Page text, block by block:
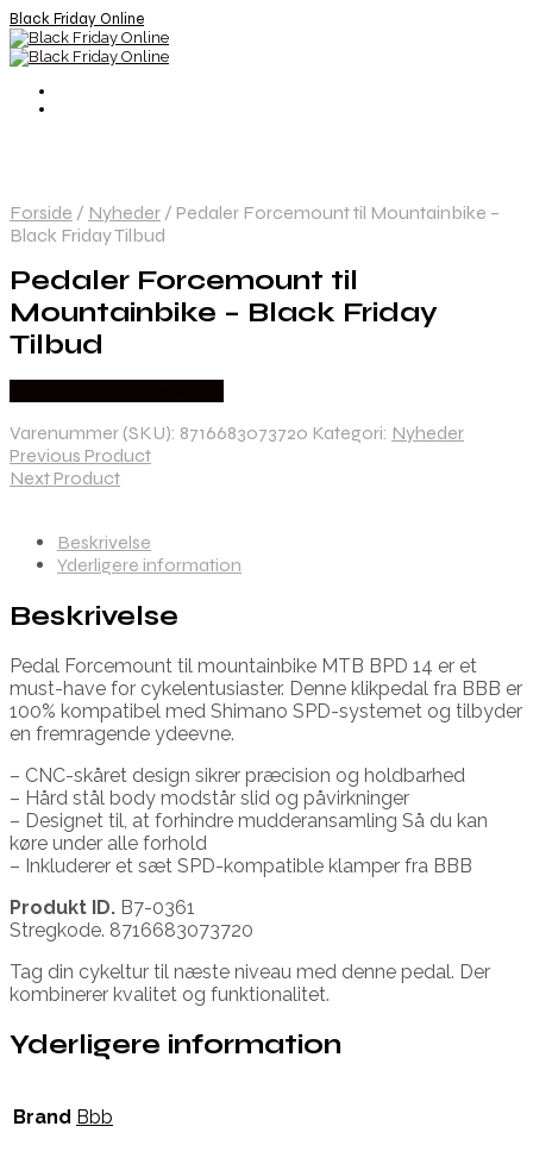
Black Friday Online
Forside / Nyheder / Pedaler Forcemount til Mountainbike –
Black Friday Tilbud
Pedaler Forcemount til
Mountainbike – Black Friday
Tilbud
Varenummer (SKU): 8716683073720 Kategori: Nyheder
Previous Product
Next Product
Beskrivelse
Yderligere information
Beskrivelse
Pedal Forcemount til mountainbike MTB BPD 14 er et
must-have for cykelentusiaster. Denne klikpedal fra BBB er
100% kompatibel med Shimano SPD-systemet og tilbyder
en fremragende ydeevne.
– CNC-skåret design sikrer præcision og holdbarhed
– Hård stål body modstår slid og påvirkninger
– Designet til, at forhindre mudderansamling Så du kan
køre under alle forhold
– Inkluderer et sæt SPD-kompatible klamper fra BBB
Produkt ID. B7-0361
Stregkode. 8716683073720
Tag din cykeltur til næste niveau med denne pedal. Der
kombinerer kvalitet og funktionalitet.
Yderligere information
Brand Bbb